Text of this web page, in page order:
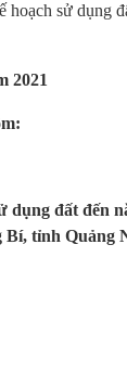
hoạch sử dụng
2021
dụng đất đến
Bí, tỉnh Quảng